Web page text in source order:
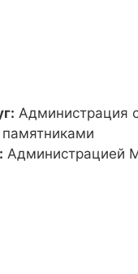
Администрация
памятниками
Администрацией